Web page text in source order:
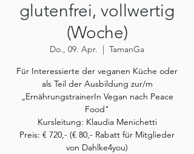
glutenfrei, vollwertig
(Woche)
Do., 09. Apr.
  |
TamanGa
Für Interessierte der veganen Küche oder
als Teil der Ausbildung zur/m
„ErnährungstrainerIn Vegan nach Peace
Food"
Kursleitung: Klaudia Menichetti
Preis: € 720,- (€ 80,- Rabatt für Mitglieder
von Dahlke4you)